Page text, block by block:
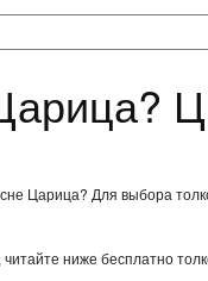
Царица? Для выбора
ниже бесплатно